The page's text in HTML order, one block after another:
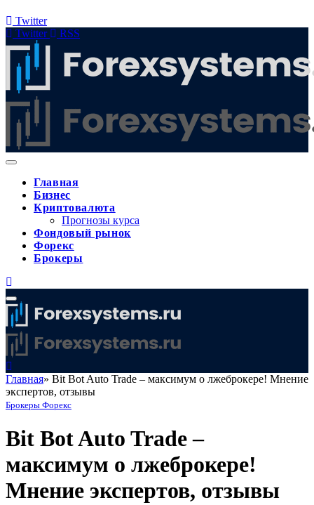
Twitter
Twitter
RSS
Главная
Бизнес
Криптовалюта
Прогнозы курса
Фондовый рынок
Форекс
Брокеры
Главная» Bit Bot Auto Trade – максимум о лжеброкере! Мнение
экспертов, отзывы
Брокеры Форекс
Bit Bot Auto Trade –
максимум о лжеброкере!
Мнение экспертов, отзывы